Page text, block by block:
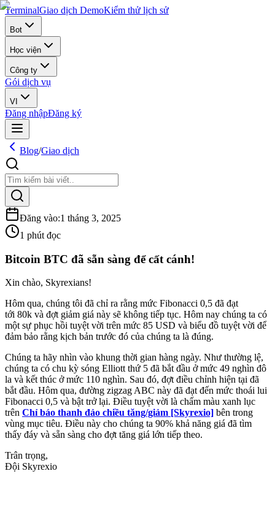
TerminalGiao dịch DemoKiểm thử lịch sử
Bot
Học viện
Công ty
Gói dịch vụ
VI
Đăng nhậpĐăng ký
Blog/Giao dịch
Đăng vào:1 tháng 3, 2025
1 phút đọc
Bitcoin BTC đã sẵn sàng để cất cánh!
Xin chào, Skyrexians!
Hôm qua, chúng tôi đã chỉ ra rằng mức Fibonacci 0,5 đã đạt
tới 80k và đợt giảm giá này sẽ không tiếp tục. Hôm nay chúng ta có
một sự phục hồi tuyệt vời trên mức 85 USD và biểu đồ tuyệt vời để
đảm bảo rằng kịch bản trước đó của chúng ta là đúng.
Chúng ta hãy nhìn vào khung thời gian hàng ngày. Như thường lệ,
chúng ta có chu kỳ sóng Elliott thứ 5 đã bắt đầu ở mức 49 nghìn đô
la và kết thúc ở mức 110 nghìn. Sau đó, đợt điều chỉnh hiện tại đã
bắt đầu. Hôm qua, đường zigzag ABC này đã đạt đến mức thoái lui
Fibonacci 0,5 và bật trở lại. Điều tuyệt vời là chấm màu xanh lục
trên Chỉ báo thanh đảo chiều tăng/giảm [Skyrexio] bên trong
vùng mục tiêu. Điều này cho chúng ta 90% khả năng giá đã tìm
thấy đáy và sẵn sàng cho đợt tăng giá lớn tiếp theo.
Trân trọng,
Đội Skyrexio